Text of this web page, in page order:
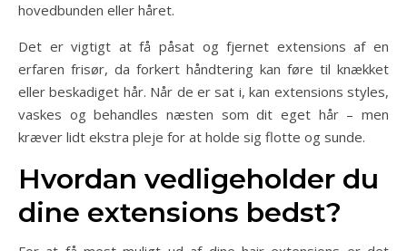
hovedbunden eller håret.
Det er vigtigt at få påsat og fjernet extensions af en
erfaren frisør, da forkert håndtering kan føre til knækket
eller beskadiget hår. Når de er sat i, kan extensions styles,
vaskes og behandles næsten som dit eget hår – men
kræver lidt ekstra pleje for at holde sig flotte og sunde.
Hvordan vedligeholder du
dine extensions bedst?